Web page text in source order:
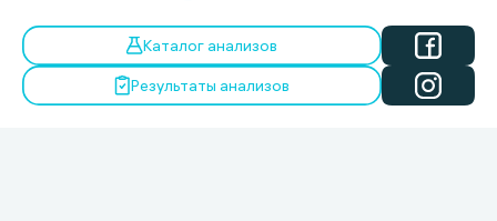
Каталог анализов
Результаты анализов